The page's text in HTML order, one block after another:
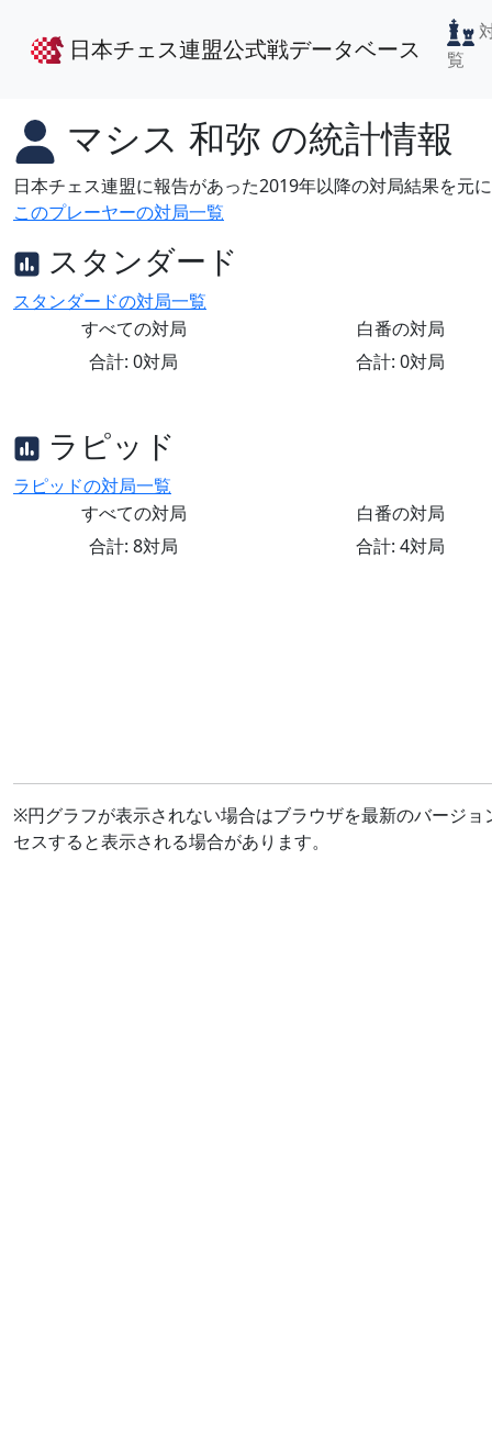
日本チェス連盟公式戦データベース
覧
マシス 和弥 の統計情報
日本チェス連盟に報告があった2019年以降の対局結果を元
このプレーヤーの対局一覧
スタンダード
スタンダードの対局一覧
すべての対局
合計: 0対局
白番の対局
合計: 0対局
ラピッド
ラピッドの対局一覧
すべての対局
合計: 8対局
白番の対局
合計: 4対局
※円グラフが表示されない場合はブラウザを最新のバージ
セスすると表示される場合があります。